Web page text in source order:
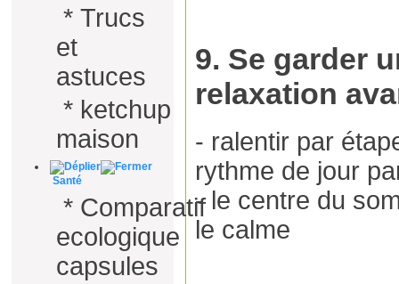
* Trucs
et
astuces
* ketchup
maison
Santé
* Comparatif
ecologique
capsules
9. Se garder
relaxation
- ralentir par
rythme de jour
- le centre du
le calme